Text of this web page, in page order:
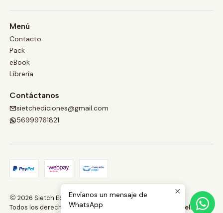
Menú
Contacto
Pack
eBook
Librería
Contáctanos
sietchediciones@gmail.com
56999761821
2026 Sietch Ediciones.
Todos los derechos reservados.
Desarrollado por Jumpseller.
Envíanos un mensaje de
WhatsApp